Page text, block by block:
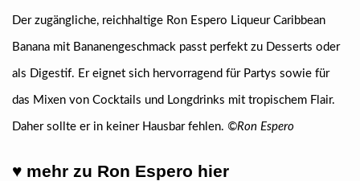
Der zugängliche, reichhaltige Ron Espero Liqueur Caribbean
Banana mit Bananengeschmack passt perfekt zu Desserts oder
als Digestif. Er eignet sich hervorragend für Partys sowie für
das Mixen von Cocktails und Longdrinks mit tropischem Flair.
Daher sollte er in keiner Hausbar fehlen. ©Ron Espero
♥ mehr zu Ron Espero hier